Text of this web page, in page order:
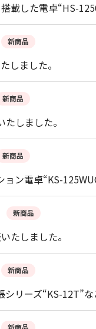
載した電卓“HS-
新商品
しました。
新商品
たしました。
新商品
ョン電卓“KS-
新商品
たしました。
新商品
シリーズ“KS-12T”
新商品